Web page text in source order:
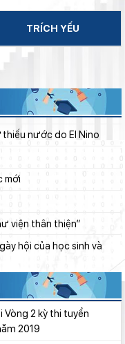
TRÍCH YẾU
nước do El Nino
viện thân thiện”
thanh thiếu nhi
mới - Bài 2: Khơi
nguyên mới (tiếp theo
giáo dục và đào tạo
2019